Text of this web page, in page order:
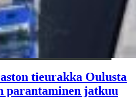
tieurakka Oulusta
parantaminen jatkuu